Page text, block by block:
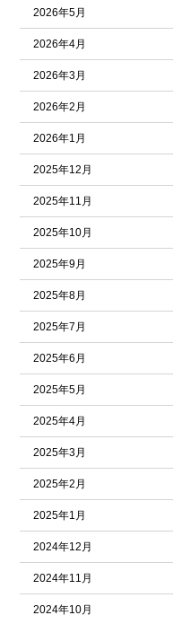
2026年5月
2026年4月
2026年3月
2026年2月
2026年1月
2025年12月
2025年11月
2025年10月
2025年9月
2025年8月
2025年7月
2025年6月
2025年5月
2025年4月
2025年3月
2025年2月
2025年1月
2024年12月
2024年11月
2024年10月